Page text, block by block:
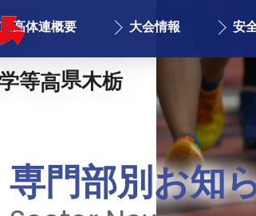
高体連概要 大会情報 安
専門部別お知